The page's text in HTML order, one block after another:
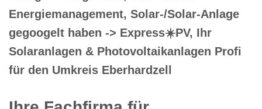
Energiemanagement, Solar-/Solar-Anlage
gegoogelt haben -> Express☀️PV️, Ihr
Solaranlagen & Photovoltaikanlagen Profi
für den Umkreis Eberhardzell